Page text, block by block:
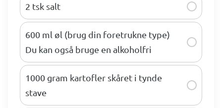
2 tsk salt
600 ml øl (brug din foretrukne type)
Du kan også bruge en alkoholfri
1000 gram kartofler skåret i tynde
stave